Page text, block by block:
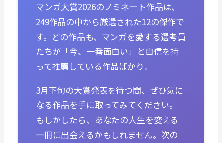
マンガ大賞2026のノミネート作品は、
249作品の中から厳選された12の傑作で
す。どの作品も、マンガを愛する選考員
たちが「今、一番面白い」と自信を持
って推薦している作品ばかり。
3月下旬の大賞発表を待つ間、ぜひ気に
なる作品を手に取ってみてください。
もしかしたら、あなたの人生を変える
一冊に出会えるかもしれません。次の